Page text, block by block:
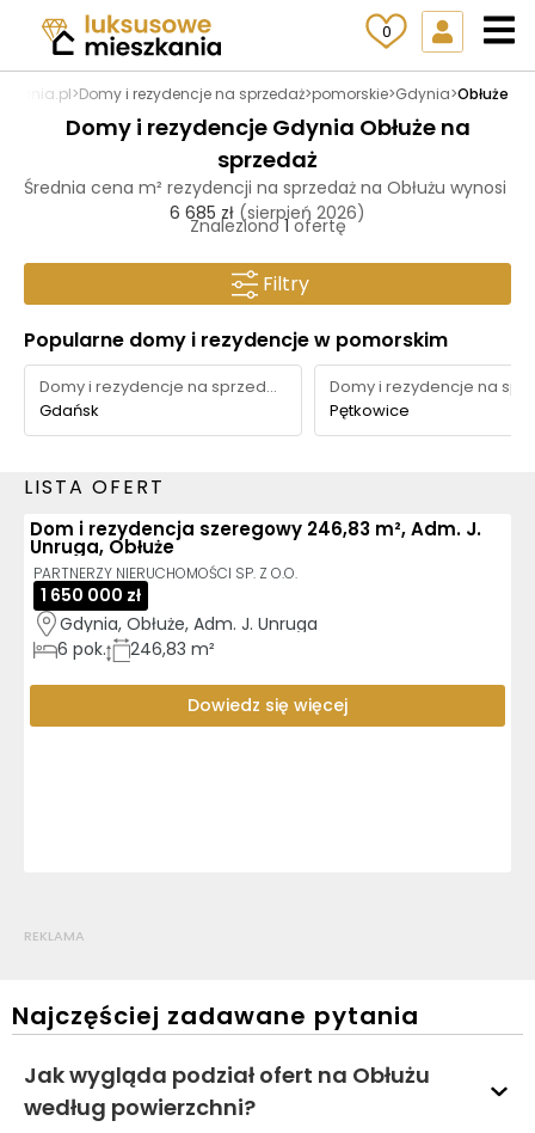
0
>Domy i rezydencje na sprzedaż>pomorskie>Gdynia>Obłuże
Domy i rezydencje Gdynia Obłuże na
sprzedaż
Średnia cena m² rezydencji na sprzedaż na Obłużu wynosi
6 685 zł (sierpień 2026)
Znaleziono1ofertę
Filtry
Popularne domy i rezydencje w pomorskim
Domy i rezydencje na sprzedaż
Gdańsk
Pętkowice
LISTA OFERT
Dom i rezydencja szeregowy 246,83 m², Adm. J.
Unruga, Obłuże
PARTNERZY NIERUCHOMOŚCI SP. Z O.O.
1 650 000 zł
Gdynia, Obłuże, Adm. J. Unruga
6 pok. 246,83 m²
Dowiedz się więcej
REKLAMA
Najczęściej zadawane pytania
Jak wygląda podział ofert na Obłużu
według powierzchni?